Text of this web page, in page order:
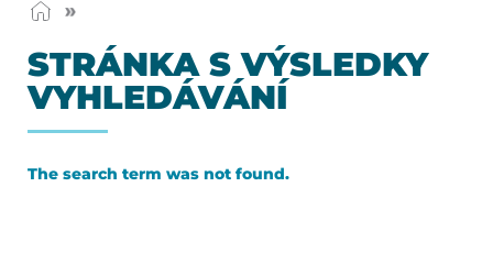
výsledky
vyhledávání
STRÁNKA S VÝ­SLEDKY
VY­HLE­DÁVÁNÍ
The search term was not found.